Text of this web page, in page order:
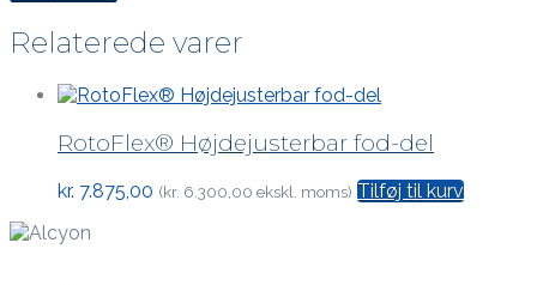
Relaterede varer
RotoFlex® Højdejusterbar fod-del
kr. 7.875,00 (kr. 6.300,00 ekskl. moms) Tilføj til kurv